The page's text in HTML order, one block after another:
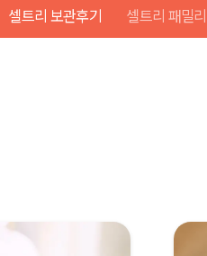
셀트리 보관후기 셀트리 패밀리